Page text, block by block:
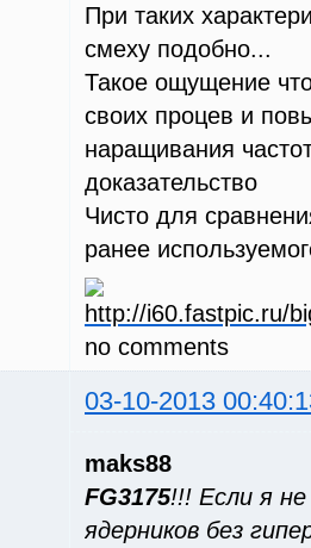
При таких
смеху подобно...
Такое ощущение
своих процев и
наращивания
доказательство
Чисто для
ранее
no comments
03-10-2013
maks88
FG3175!!! Если я
ядерников без